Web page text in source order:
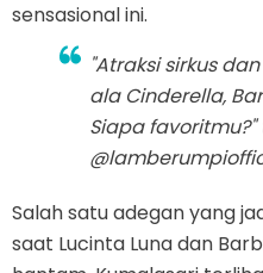
sensasional ini.
"Atraksi sirkus
ala Cinderella,
Siapa favoritmu?"
Salah satu adegan yang
saat Lucinta Luna dan